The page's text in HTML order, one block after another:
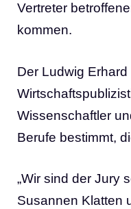
Vertreter
kommen.
Der Ludwig
Wissenschaftler
Berufe bestimmt,
„Wir sind der Jury
Susannen Klatten